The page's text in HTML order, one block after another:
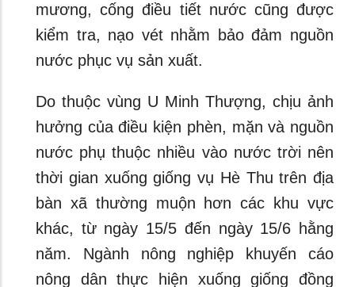
mương, cống điều tiết nước cũng được
kiểm tra, nạo vét nhằm bảo đảm nguồn
nước phục vụ sản xuất.
Do thuộc vùng U Minh Thượng, chịu ảnh
hưởng của điều kiện phèn, mặn và nguồn
nước phụ thuộc nhiều vào nước trời nên
thời gian xuống giống vụ Hè Thu trên địa
bàn xã thường muộn hơn các khu vực
khác, từ ngày 15/5 đến ngày 15/6 hằng
năm. Ngành nông nghiệp khuyến cáo
nông dân thực hiện xuống giống đồng